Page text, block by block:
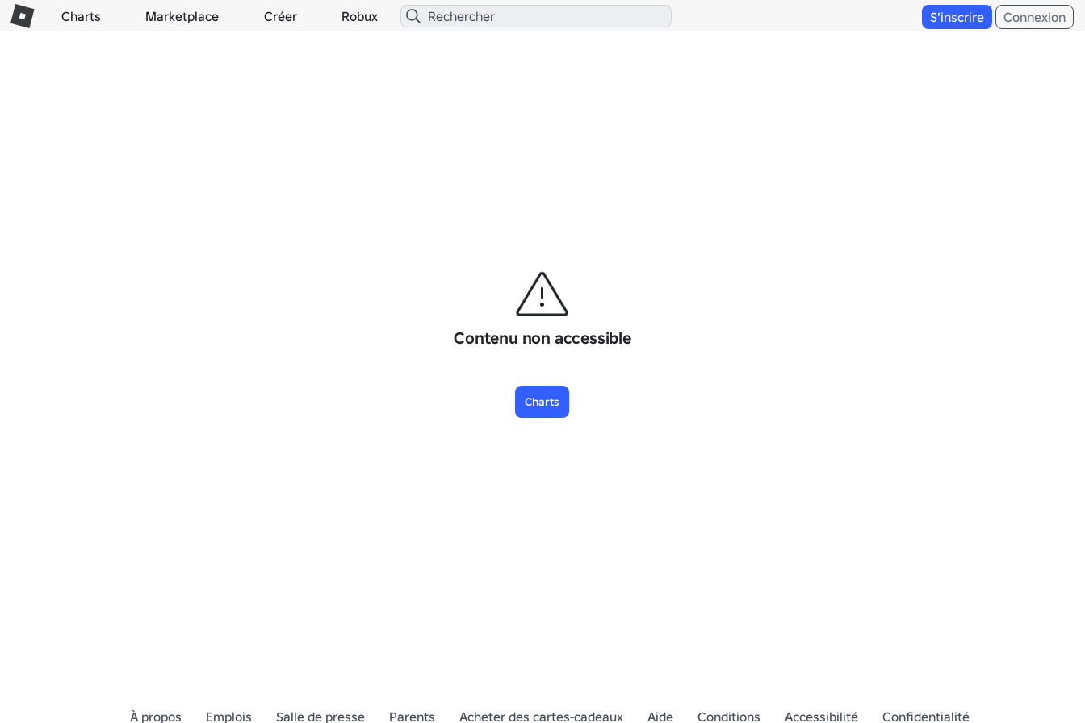
Charts Marketplace Créer Robux S'inscrire Connexion
Contenu non accessible
Charts
À propos Emplois Salle de presse Parents Acheter des cartes-cadeaux Aide Conditions Accessibilité Confidentialité